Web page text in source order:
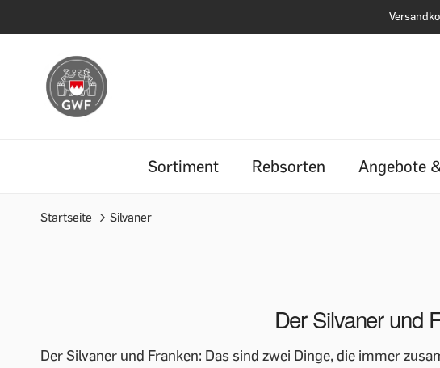
Sortiment Rebsorten Angebote
Startseite Silvaner
Der Silvaner und
Der Silvaner und Franken: Das sind zwei Dinge, die immer